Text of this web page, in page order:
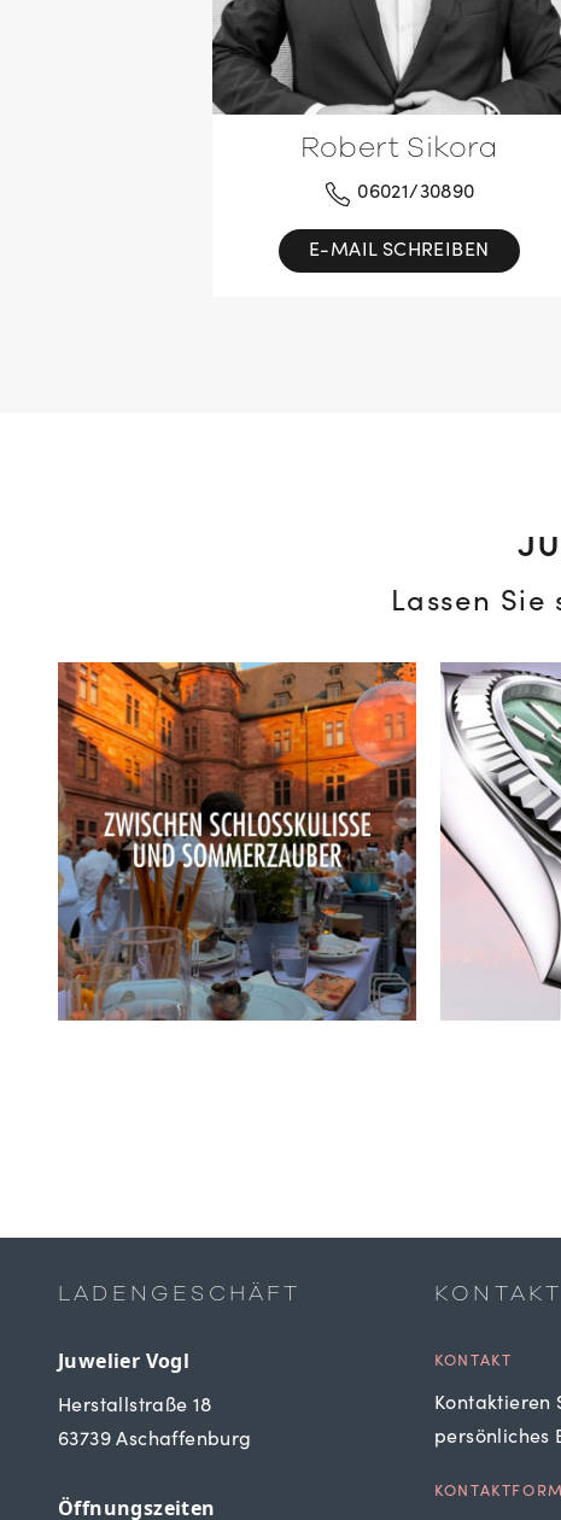
Robert Sikora
06021/30890
E-MAIL SCHREIBEN
Lassen
LADENGESCHÄFT
Juwelier Vogl
Herstallstraße 18
63739 Aschaffenburg
Öffnungszeiten
KONTAKT
KONTAKT
Kontaktieren
persönliches